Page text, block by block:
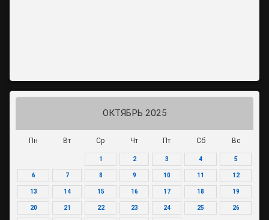
ОКТЯБРЬ 2025
Пн Вт Ср Чт Пт Сб Вс
1 2 3 4 5
6 7 8 9 10 11 12
13 14 15 16 17 18 19
20 21 22 23 24 25 26